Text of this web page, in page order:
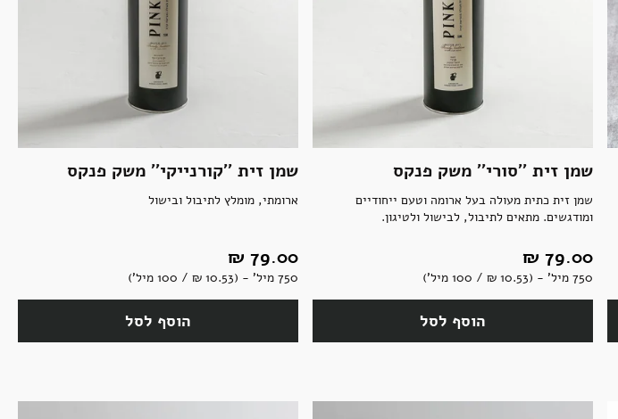
שמן זית ''סורי'' משק פנקס
שמן זית כתית מעולה בעל ארומה וטעם ייחודיים
ומודגשים. מתאים לתיבול, לבישול ולטיגון.
79.00 ‏₪
750 מיל' - (10.53 ‏₪ / 100 מיל')
הוסף לסל
שמן זית ''קורנייקי'' משק פנקס
ארומתי, מומלץ לתיבול ובישול
79.00 ‏₪
750 מיל' - (10.53 ‏₪ / 100 מיל')
הוסף לסל